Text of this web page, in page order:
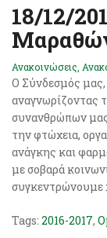
18/12/
Ανακοινώσεις
Ο Σύνδεσμός μας,
αναγνωρίζοντας
συνανθρώπων μας
την φτώχεια,
ανάγκης και
με σοβαρά
συγκεντρώνουμε
Tags: 2016-2017,